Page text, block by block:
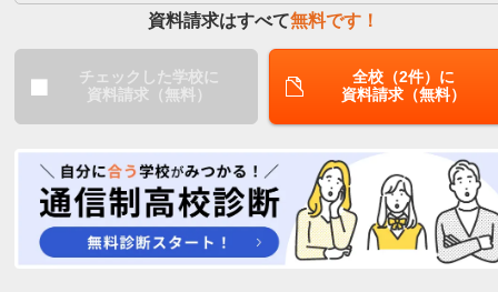
資料請求はすべて無料です！
チェックした学校に
資料請求（無料）
全校（2件）に
資料請求（無料）